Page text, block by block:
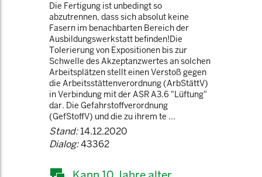
Die Fertigung ist unbedingt so
abzutrennen, dass sich absolut keine
Fasern im benachbarten Bereich der
Ausbildungswerkstatt befinden!Die
Tolerierung von Expositionen bis zur
Schwelle des Akzeptanzwertes an solchen
Arbeitsplätzen stellt einen Verstoß gegen
die Arbeitsstättenverordnung (ArbStättV)
in Verbindung mit der ASR A3.6 "Lüftung"
dar. Die Gefahrstoffverordnung
(GefStoffV) und die zu ihrem te ...
Stand:14.12.2020
Dialog:43362